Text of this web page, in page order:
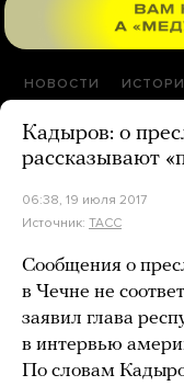
НОВОСТИ
Кадыров: о
рассказывают
06:38, 19 июля 2017
Источник: ТАСС
Сообщения о
в Чечне не
заявил глава
в интервью
По словам